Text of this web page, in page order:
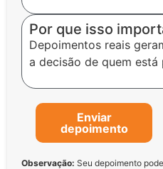
Por que isso
Depoimentos reais
a decisão de quem está
Enviar
depoimento
Observação: Seu depoimento